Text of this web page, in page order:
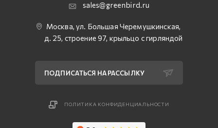
sales@greenbird.ru
Москва, ул. Большая Черемушкинская,
д. 25, строение 97, крыльцо с гирляндой
ПОДПИСАТЬСЯ НА РАССЫЛКУ
ПОЛИТИКА КОНФИДЕНЦИАЛЬНОСТИ